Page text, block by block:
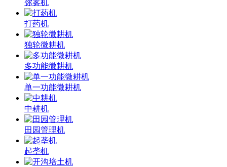
弥雾机
打药机
独轮微耕机
多功能微耕机
单一功能微耕机
中耕机
田园管理机
起垄机